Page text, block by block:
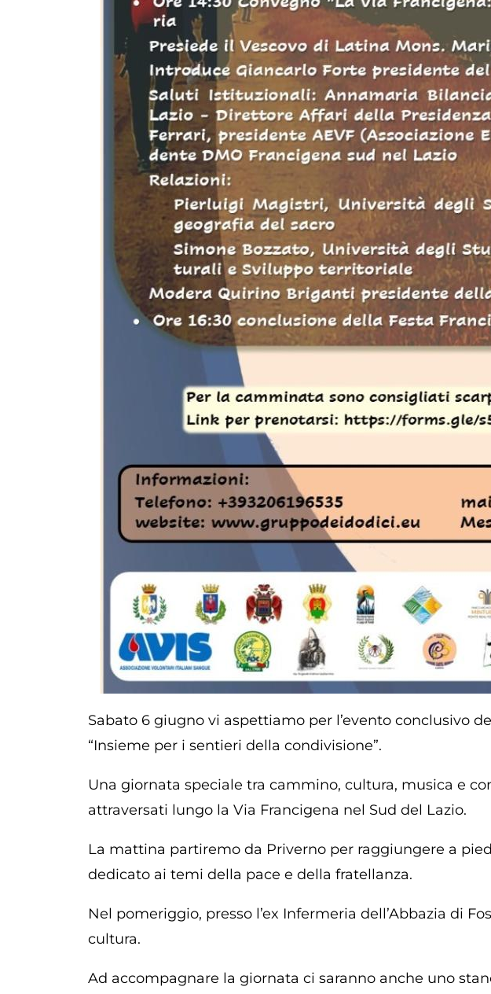
Sabato 6 giugno vi aspettiamo per l’evento conclusivo
“Insieme per i sentieri della condivisione”.
Una giornata speciale tra cammino, cultura, musica e
attraversati lungo la Via Francigena nel Sud del Lazio.
La mattina partiremo da Priverno per raggiungere a
dedicato ai temi della pace e della fratellanza.
Nel pomeriggio, presso l’ex Infermeria dell’Abbazia di
cultura.
Ad accompagnare la giornata ci saranno anche uno